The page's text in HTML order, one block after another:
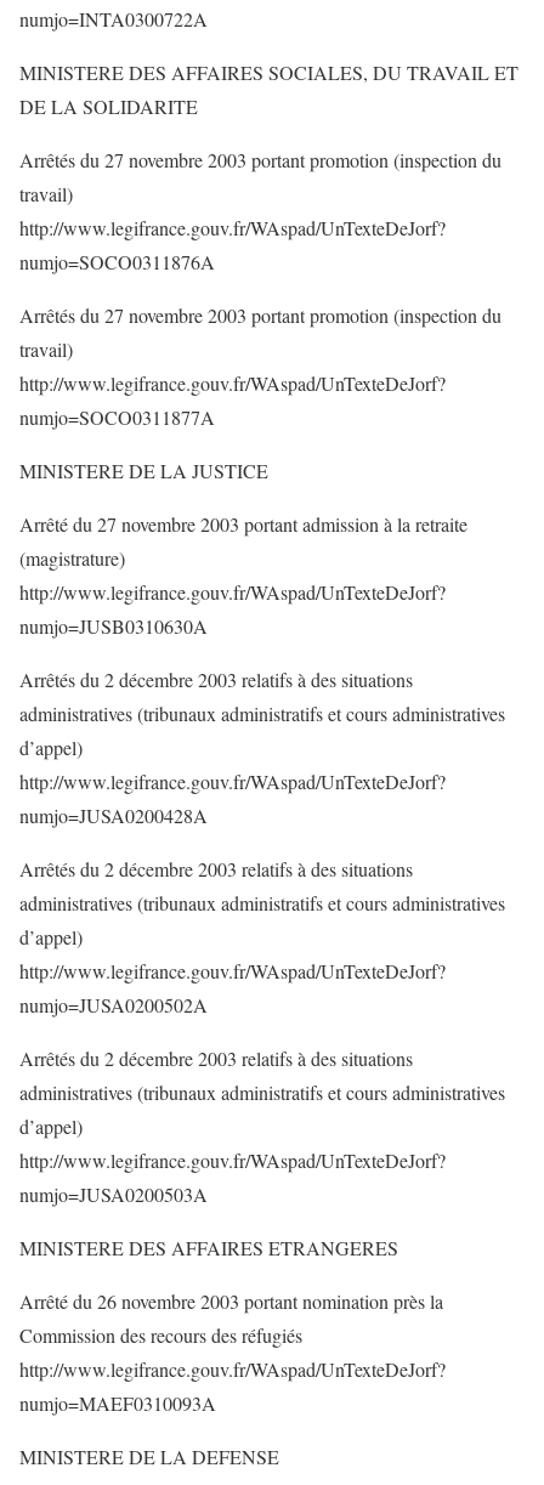
numjo=INTA0300722A
MINISTERE DES AFFAIRES SOCIALES, DU TRAVAIL ET
DE LA SOLIDARITE
Arrêtés du 27 novembre 2003 portant promotion (inspection du
travail)
http://www.legifrance.gouv.fr/WAspad/UnTexteDeJorf?
numjo=SOCO0311876A
Arrêtés du 27 novembre 2003 portant promotion (inspection du
travail)
http://www.legifrance.gouv.fr/WAspad/UnTexteDeJorf?
numjo=SOCO0311877A
MINISTERE DE LA JUSTICE
Arrêté du 27 novembre 2003 portant admission à la retraite
(magistrature)
http://www.legifrance.gouv.fr/WAspad/UnTexteDeJorf?
numjo=JUSB0310630A
Arrêtés du 2 décembre 2003 relatifs à des situations
administratives (tribunaux administratifs et cours administratives
d’appel)
http://www.legifrance.gouv.fr/WAspad/UnTexteDeJorf?
numjo=JUSA0200428A
Arrêtés du 2 décembre 2003 relatifs à des situations
administratives (tribunaux administratifs et cours administratives
d’appel)
http://www.legifrance.gouv.fr/WAspad/UnTexteDeJorf?
numjo=JUSA0200502A
Arrêtés du 2 décembre 2003 relatifs à des situations
administratives (tribunaux administratifs et cours administratives
d’appel)
http://www.legifrance.gouv.fr/WAspad/UnTexteDeJorf?
numjo=JUSA0200503A
MINISTERE DES AFFAIRES ETRANGERES
Arrêté du 26 novembre 2003 portant nomination près la
Commission des recours des réfugiés
http://www.legifrance.gouv.fr/WAspad/UnTexteDeJorf?
numjo=MAEF0310093A
MINISTERE DE LA DEFENSE